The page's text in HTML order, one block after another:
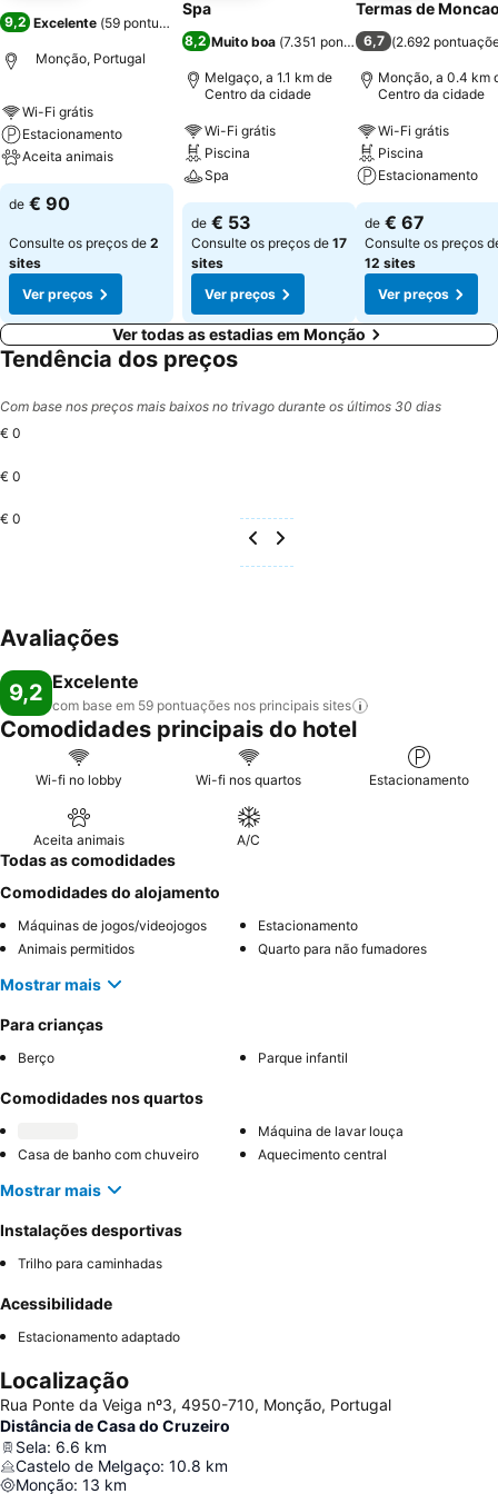
9,2 Excelente (59 pontuações
Monção, Portugal
Wi-Fi grátis
Estacionamento
Aceita animais
de € 90
Consulte os preços de 2
sites
Ver preços
Spa
8,2 Muito boa (7.351 pontuações)
Melgaço, a 1.1 km de
Centro da cidade
Wi-Fi grátis
Piscina
Spa
de € 53
Consulte os preços de 17
sites
Ver preços
Termas de
6,7 (2.692
Monção, a 0.4 km
Centro da cidade
Wi-Fi grátis
Piscina
Estacionamento
de € 67
Consulte os preços
12 sites
Ver preços
Ver todas as estadias em Monção
Tendência dos preços
Com base nos preços mais baixos no trivago durante os últimos 30 dias
€ 0
€ 0
€ 0
Avaliações
9,2 Excelente
com base em 59 pontuações nos principais sites
Comodidades principais do hotel
Wi-fi no lobby Wi-fi nos quartos Estacionamento
Aceita animais A/C
Todas as comodidades
Comodidades do alojamento
Máquinas de jogos/videojogos
Estacionamento
Animais permitidos
Quarto para não fumadores
Mostrar mais
Para crianças
Berço Parque infantil
Comodidades nos quartos
Máquina de lavar louça
Casa de banho com chuveiro
Aquecimento central
Mostrar mais
Instalações desportivas
Trilho para caminhadas
Acessibilidade
Estacionamento adaptado
Localização
Rua Ponte da Veiga nº3, 4950-710, Monção, Portugal
Distância de Casa do Cruzeiro
Sela: 6.6 km
Castelo de Melgaço: 10.8 km
Monção: 13 km